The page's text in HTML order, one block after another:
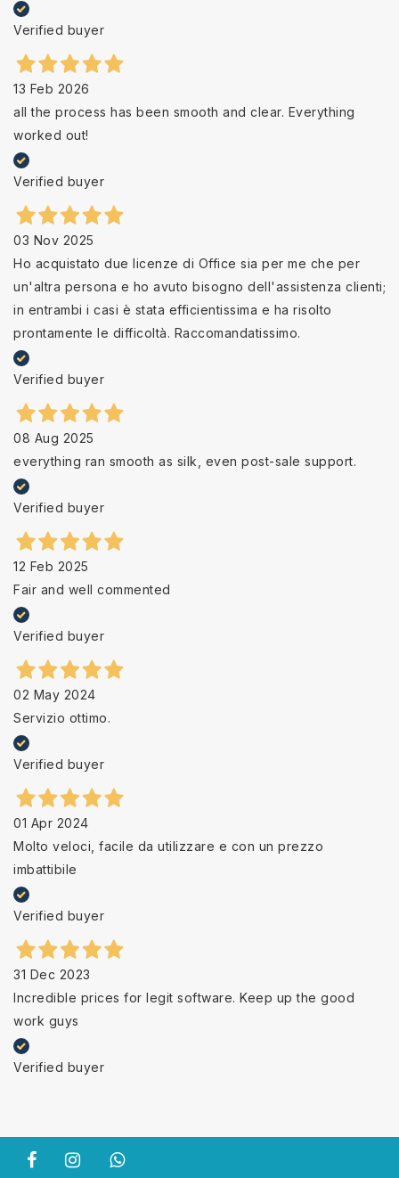
Verified buyer
13 Feb 2026
all the process has been smooth and clear. Everything
worked out!
Verified buyer
03 Nov 2025
Ho acquistato due licenze di Office sia per me che per
un'altra persona e ho avuto bisogno dell'assistenza clienti;
in entrambi i casi è stata efficientissima e ha risolto
prontamente le difficoltà. Raccomandatissimo.
Verified buyer
08 Aug 2025
everything ran smooth as silk, even post-sale support.
Verified buyer
12 Feb 2025
Fair and well commented
Verified buyer
02 May 2024
Servizio ottimo.
Verified buyer
01 Apr 2024
Molto veloci, facile da utilizzare e con un prezzo
imbattibile
Verified buyer
31 Dec 2023
Incredible prices for legit software. Keep up the good
work guys
Verified buyer